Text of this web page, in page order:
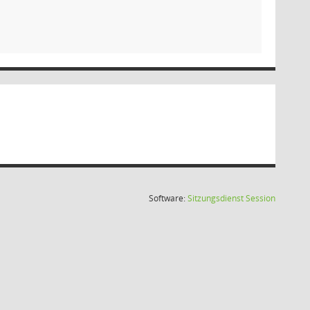
Software:SitzungsdienstSession(Wird in